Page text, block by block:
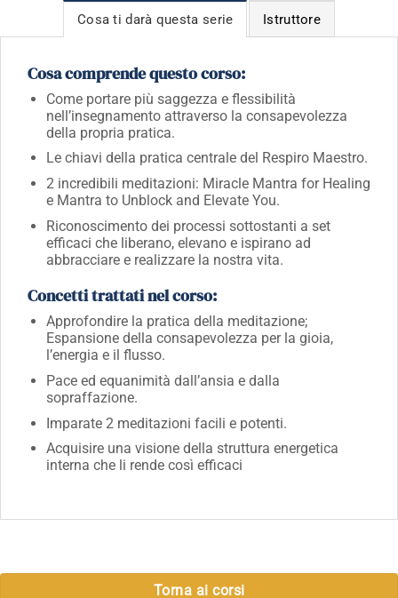
Cosa ti darà questa serie Istruttore
Cosa comprende questo corso:
Come portare più saggezza e flessibilità
nell’insegnamento attraverso la consapevolezza
della propria pratica.
Le chiavi della pratica centrale del Respiro Maestro.
2 incredibili meditazioni: Miracle Mantra for Healing
e Mantra to Unblock and Elevate You.
Riconoscimento dei processi sottostanti a set
efficaci che liberano, elevano e ispirano ad
abbracciare e realizzare la nostra vita.
Concetti trattati nel corso:
Approfondire la pratica della meditazione;
Espansione della consapevolezza per la gioia,
l’energia e il flusso.
Pace ed equanimità dall’ansia e dalla
sopraffazione.
Imparate 2 meditazioni facili e potenti.
Acquisire una visione della struttura energetica
interna che li rende così efficaci
Torna ai corsi